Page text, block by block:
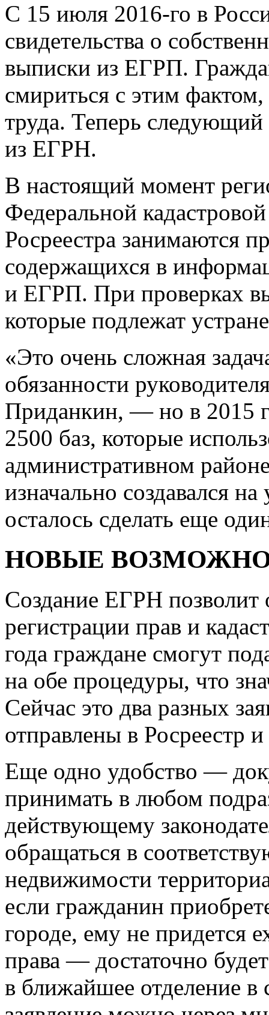
С 15 июля 2016-го в
свидетельства о
выписки из ЕГРП.
смириться с этим
труда. Теперь
из ЕГРН.
В настоящий момент
Федеральной
Росреестра занимаются
содержащихся в
и ЕГРП. При проверках
которые подлежат
«Это очень сложная
обязанности
Приданкин, — но в 2015
2500 баз, которые
административном
изначально создавался
осталось сделать еще
НОВЫЕ
Создание ЕГРН позволит
регистрации прав и
года граждане смогут
на обе процедуры, что
Сейчас это два разных
отправлены в Росреестр
Еще одно удобство —
принимать в любом
действующему
обращаться в
недвижимости
если гражданин
городе, ему не придется
права — достаточно
в ближайшее отделение в